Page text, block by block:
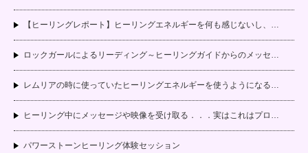
【ヒーリングレポート】ヒーリングエネルギーを何も感じないし、…
ロックガールによるリーディング～ヒーリングガイドからのメッセ…
レムリアの時に使っていたヒーリングエネルギーを使うようになる…
ヒーリング中にメッセージや映像を受け取る．．．実はこれはプロ…
パワーストーンヒーリング体験セッション